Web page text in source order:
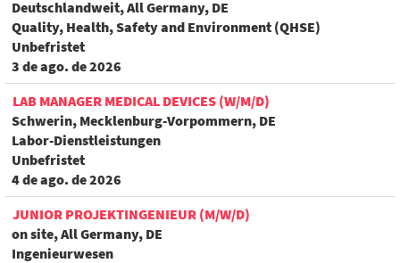
Deutschlandweit, All Germany, DE
Quality, Health, Safety and Environment (QHSE)
Unbefristet
3 de ago. de 2026
LAB MANAGER MEDICAL DEVICES (W/M/D)
Schwerin, Mecklenburg-Vorpommern, DE
Labor-Dienstleistungen
Unbefristet
4 de ago. de 2026
JUNIOR PROJEKTINGENIEUR (M/W/D)
on site, All Germany, DE
Ingenieurwesen